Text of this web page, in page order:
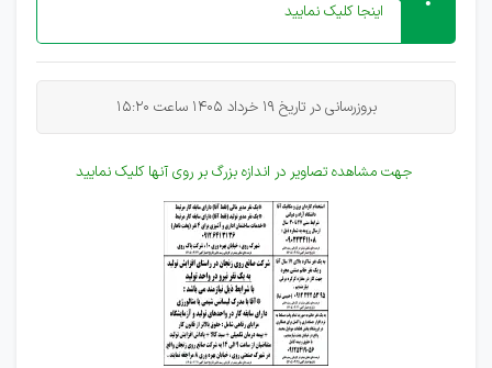
اینجا کلیک نمایید
بروزرسانی در تاریخ 19 خرداد 1405 ساعت 15:20
جهت مشاهده تصاویر در اندازه بزرگ بر روی آنها کلیک نمایید